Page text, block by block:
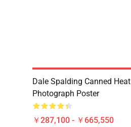
Dale Spalding Canned Heat
Photograph Poster
￥287,100 - ￥665,550